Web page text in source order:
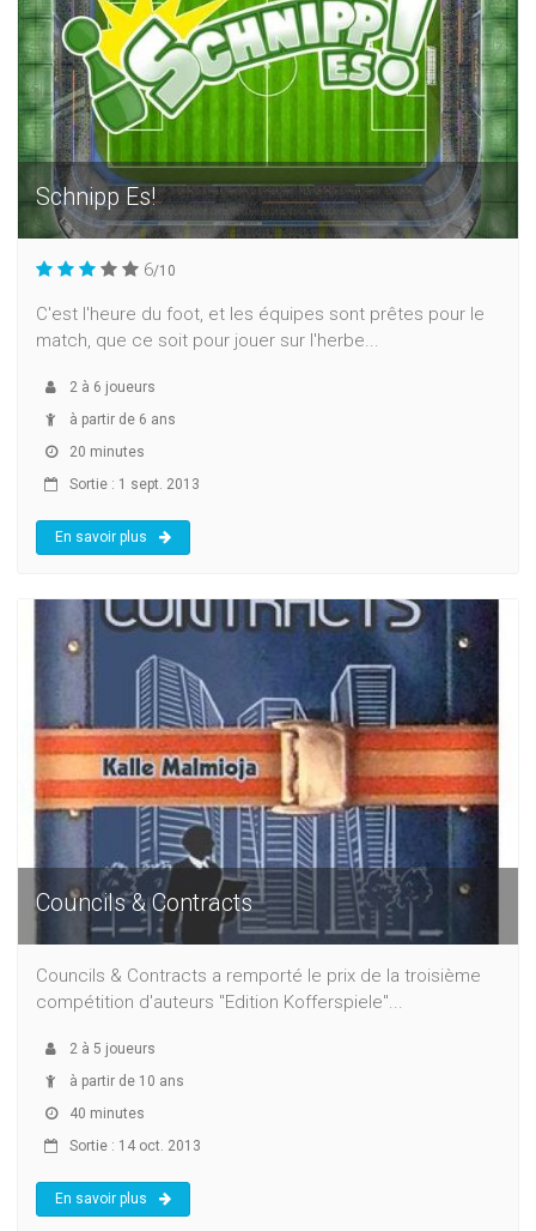
Schnipp Es!
6/10
C'est l'heure du foot, et les équipes sont prêtes pour le
match, que ce soit pour jouer sur l'herbe...
2 à 6 joueurs
à partir de 6 ans
20 minutes
Sortie : 1 sept. 2013
En savoir plus
Councils & Contracts
Councils & Contracts a remporté le prix de la troisième
compétition d'auteurs "Edition Kofferspiele"...
2 à 5 joueurs
à partir de 10 ans
40 minutes
Sortie : 14 oct. 2013
En savoir plus